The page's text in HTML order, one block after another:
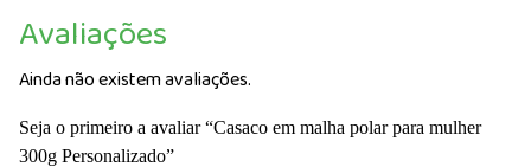
Avaliações
Ainda não existem avaliações.
Seja o primeiro a avaliar “Casaco em malha polar para mulher
300g Personalizado”